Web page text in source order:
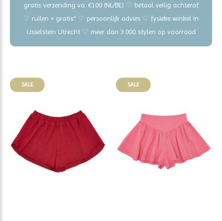
gratis verzending va. €100 (NL/BE) ♡ betaal veilig achteraf
♡ ruilen = gratis* ♡ persoonlijk advies ♡ fysieke winkel in
IJsselstein Utrecht ♡ meer dan 3.000 stylen op voorraad
SALE SALE